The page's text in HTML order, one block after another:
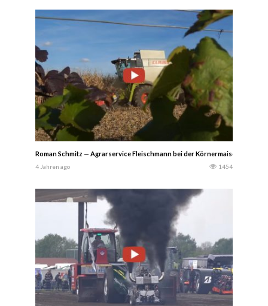
Roman Schmitz — Agrarservice Fleischmann bei der Körnermaisernte
4 Jahren ago 1454